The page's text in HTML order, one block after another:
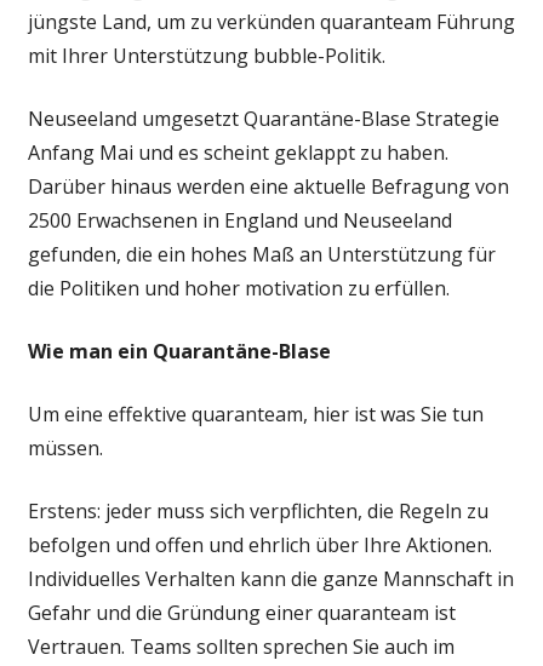
jüngste Land, um zu verkünden quaranteam Führung
mit Ihrer Unterstützung bubble-Politik.
Neuseeland umgesetzt Quarantäne-Blase Strategie
Anfang Mai und es scheint geklappt zu haben.
Darüber hinaus werden eine aktuelle Befragung von
2500 Erwachsenen in England und Neuseeland
gefunden, die ein hohes Maß an Unterstützung für
die Politiken und hoher motivation zu erfüllen.
Wie man ein Quarantäne-Blase
Um eine effektive quaranteam, hier ist was Sie tun
müssen.
Erstens: jeder muss sich verpflichten, die Regeln zu
befolgen und offen und ehrlich über Ihre Aktionen.
Individuelles Verhalten kann die ganze Mannschaft in
Gefahr und die Gründung einer quaranteam ist
Vertrauen. Teams sollten sprechen Sie auch im